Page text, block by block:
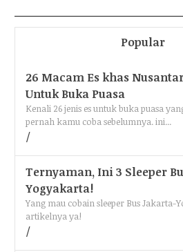
Popular
26 Macam Es khas
Untuk Buka Puasa
Kenali 26 jenis es untuk buka puasa
pernah kamu coba sebelumnya. ini...
Ternyaman, Ini 3 Sleeper
Yogyakarta!
Yang mau cobain sleeper Bus Jakarta-
artikelnya ya!